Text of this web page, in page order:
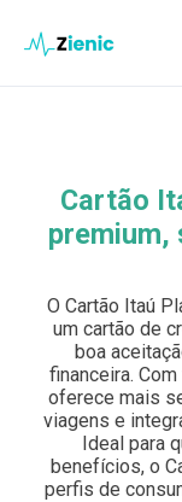
Investimento
Legal
Buscar:
Pulsa Enter
Cartão
premium,
O Cartão Itaú
um cartão de
boa
financeira.
oferece mais
viagens e
Ideal para
benefícios, o
perfis de